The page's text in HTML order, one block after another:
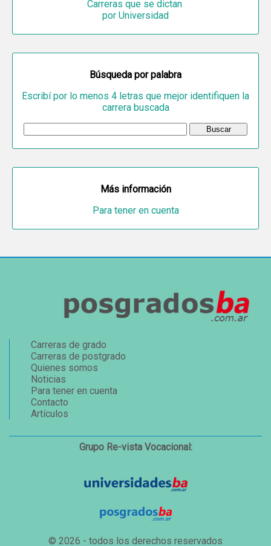
Carreras que se dictan
por Universidad
Búsqueda por palabra
Escribí por lo menos 4 letras que mejor identifiquen la
carrera buscada
Más información
Para tener en cuenta
Carreras de grado
Carreras de postgrado
Quienes somos
Noticias
Para tener en cuenta
Contacto
Artículos
Grupo Re-vista Vocacional:
© 2026 - todos los derechos reservados